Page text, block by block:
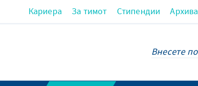
Кариера За тимот Стипендии Архива